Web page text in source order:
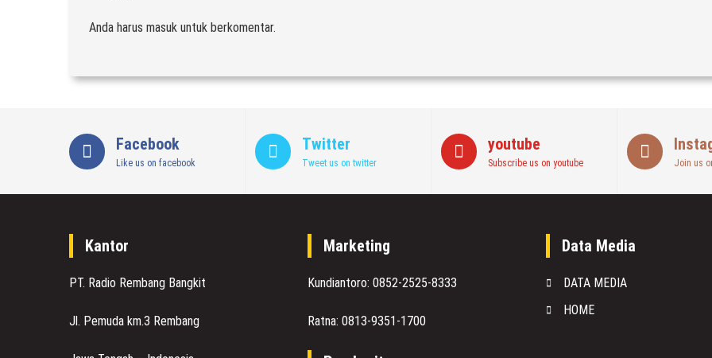
Anda harus masuk untuk berkomentar.
Facebook
Like us on facebook
Twitter
Tweet us on twitter
youtube
Subscribe us on youtube Join us
Kantor
PT. Radio Rembang Bangkit
Jl. Pemuda km.3 Rembang
Marketing
Kundiantoro: 0852-2525-8333
Ratna: 0813-9351-1700
Data Media
DATA MEDIA
HOME